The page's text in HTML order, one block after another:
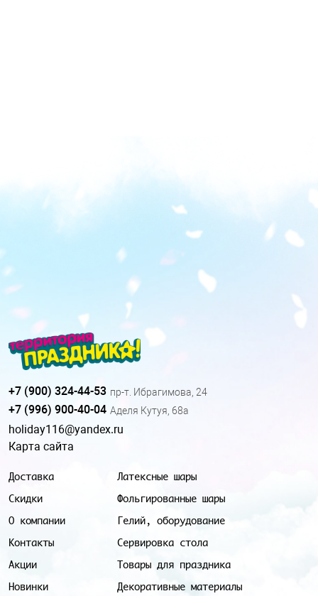
Доставка
Скидки
О компании
Контакты
Акции
Новинки
Латексные шары
Фольгированные шары
Гелий, оборудование
Сервировка стола
Товары для праздника
Декоративные материалы
+7 (900) 324-44-53 пр-т. Ибрагимова, 24
+7 (996) 900-40-04 Аделя Кутуя, 68а
holiday116@yandex.ru
Карта сайта